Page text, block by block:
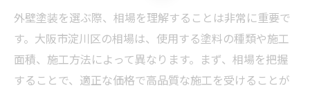
外壁塗装を選ぶ際、相場を理解することは非常に重要で
す。大阪市淀川区の相場は、使用する塗料の種類や施工
面積、施工方法によって異なります。まず、相場を把握
することで、適正な価格で高品質な施工を受けることが